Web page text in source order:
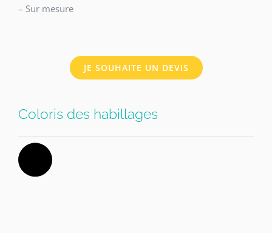
– Sur mesure
JE SOUHAITE UN DEVIS
Coloris des habillages